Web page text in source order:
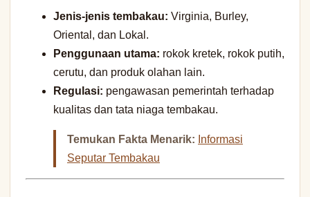
Jenis-jenis tembakau: Virginia, Burley,
Oriental, dan Lokal.
Penggunaan utama: rokok kretek, rokok putih,
cerutu, dan produk olahan lain.
Regulasi: pengawasan pemerintah terhadap
kualitas dan tata niaga tembakau.
Temukan Fakta Menarik: Informasi
Seputar Tembakau